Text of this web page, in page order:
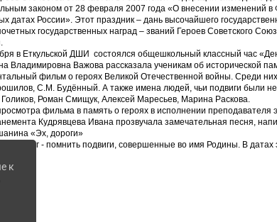
законом от 28 февраля 2007 года «О внесении изменений
датах России». Этот праздник – дань высочайшего
государственных наград – званий Героев Советского
в Еткульской ДШИ состоялся общешкольный классный час
Владимировна Важова рассказала ученикам об исторической
фильм о героях Великой Отечественной войны. Среди
С.М. Будённый. А также имена людей, чьи подвиги были
Роман Смищук, Алексей Маресьев, Марина Раскова.
фильма в память о героях в исполнении преподавателя
Кудрявцева Ивана прозвучала замечательная песня,
«Эх, дороги»
долг - помнить подвиги, совершенные во имя Родины. В
к